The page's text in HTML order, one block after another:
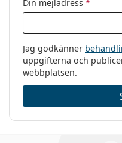
Din mejladress *
Jag godkänner
uppgifterna och
webbplatsen.